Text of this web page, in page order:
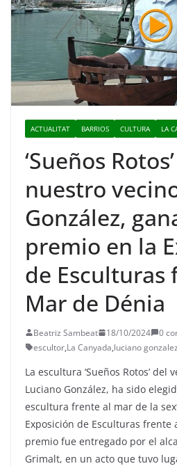
ACTUALITAT BARRIOS CULTURA LA
‘Sueños
nuestro
González,
premio en la
de Esculturas
Mar de Dénia
Beatriz Sambeat 18/10/2024
0
escultor,La Canyada,luciano gonzalez
La escultura ‘Sueños Rotos’ del
Luciano González, ha sido
escultura frente al mar de la
Exposición de Esculturas frente
premio fue entregado por el
Grimalt, en un acto que tuvo